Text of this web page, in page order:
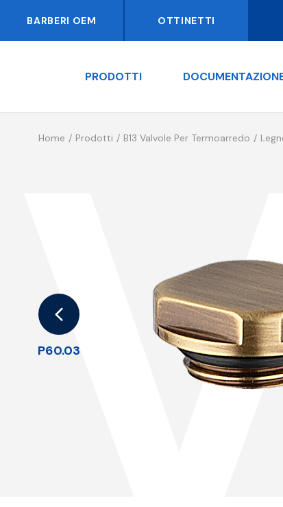
BARBERI OEM OTTINETTI
PRODOTTI
Home Prodotti B13 Valvole Per Termoarredo
P60.03